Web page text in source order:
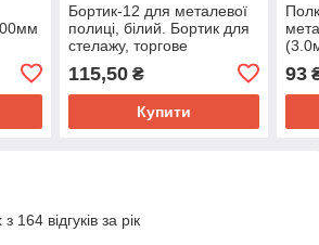
Бортик-12 для металевої
полиці, білий. Бортик для
стелажу, торгове
115,50₴
Купити
93
164 відгуків за рік